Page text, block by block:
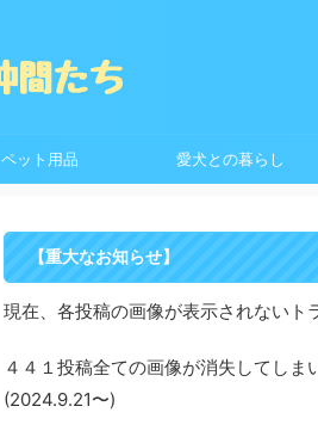
ペット用品 愛犬との暮らし
【重大なお知らせ】
現在、各投稿の画像が表示されないト
４４１投稿全ての画像が消失してしま
(2024.9.21〜)